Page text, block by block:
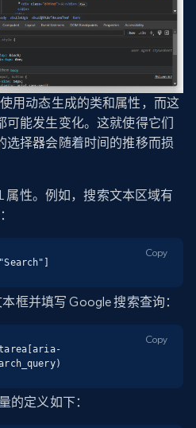
用动态生成的类和属性，而这
能发生变化。这就使得它们
选择器会随着时间的推移而损
属性。例如，搜索文本区域有
Copy
框并填写 Google 搜索查询：
Copy
的定义如下：